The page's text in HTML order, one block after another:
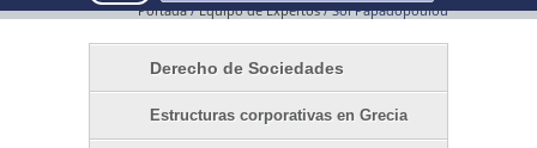
Portada/Equipo de Expertos/Soi Papadopoulou
Derecho de Sociedades
Estructuras corporativas en Grecia